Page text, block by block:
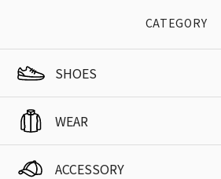
CATEGORY
SHOES
WEAR
ACCESSORY